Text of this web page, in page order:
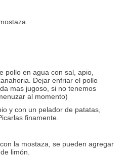
pollo en agua con sal, apio,
Dejar enfriar el pollo
mas jugoso, si no tenemos
al momento)
y con un pelador de patatas,
finamente.
la mostaza, se pueden agregar
limón.